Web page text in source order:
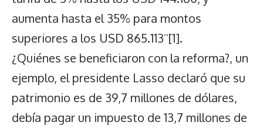
aumenta hasta el 35% para montos
superiores a los USD 865.113¨[1].
¿Quiénes se beneficiaron con la reforma?, un
ejemplo, el presidente Lasso declaró que su
patrimonio es de 39,7 millones de dólares,
debía pagar un impuesto de 13,7 millones de